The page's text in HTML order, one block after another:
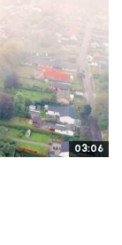
03:06